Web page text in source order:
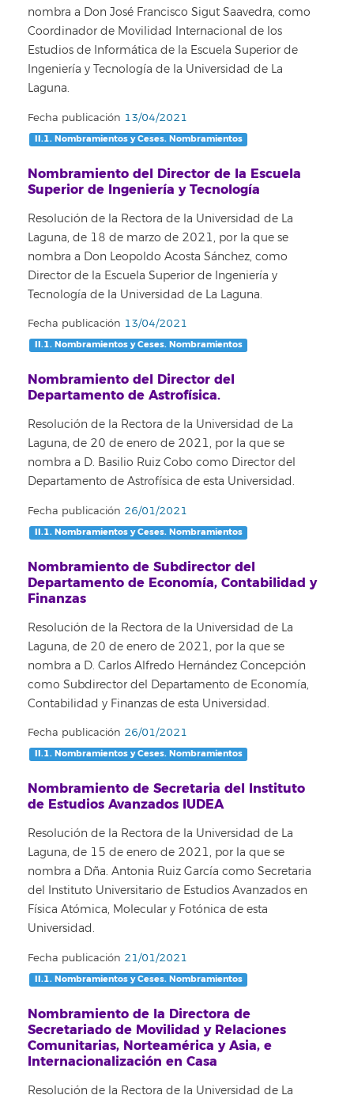
nombra a Don José Francisco Sigut Saavedra, como
Coordinador de Movilidad Internacional de los
Estudios de Informática de la Escuela Superior de
Ingeniería y Tecnología de la Universidad de La
Laguna.
Fecha publicación 13/04/2021
II.1. Nombramientos y Ceses. Nombramientos
Nombramiento del Director de la Escuela
Superior de Ingeniería y Tecnología
Resolución de la Rectora de la Universidad de La
Laguna, de 18 de marzo de 2021, por la que se
nombra a Don Leopoldo Acosta Sánchez, como
Director de la Escuela Superior de Ingeniería y
Tecnología de la Universidad de La Laguna.
Fecha publicación 13/04/2021
II.1. Nombramientos y Ceses. Nombramientos
Nombramiento del Director del
Departamento de Astrofísica.
Resolución de la Rectora de la Universidad de La
Laguna, de 20 de enero de 2021, por la que se
nombra a D. Basilio Ruiz Cobo como Director del
Departamento de Astrofísica de esta Universidad.
Fecha publicación 26/01/2021
II.1. Nombramientos y Ceses. Nombramientos
Nombramiento de Subdirector del
Departamento de Economía, Contabilidad y
Finanzas
Resolución de la Rectora de la Universidad de La
Laguna, de 20 de enero de 2021, por la que se
nombra a D. Carlos Alfredo Hernández Concepción
como Subdirector del Departamento de Economía,
Contabilidad y Finanzas de esta Universidad.
Fecha publicación 26/01/2021
II.1. Nombramientos y Ceses. Nombramientos
Nombramiento de Secretaria del Instituto
de Estudios Avanzados IUDEA
Resolución de la Rectora de la Universidad de La
Laguna, de 15 de enero de 2021, por la que se
nombra a Dña. Antonia Ruiz García como Secretaria
del Instituto Universitario de Estudios Avanzados en
Física Atómica, Molecular y Fotónica de esta
Universidad.
Fecha publicación 21/01/2021
II.1. Nombramientos y Ceses. Nombramientos
Nombramiento de la Directora de
Secretariado de Movilidad y Relaciones
Comunitarias, Norteamérica y Asia, e
Internacionalización en Casa
Resolución de la Rectora de la Universidad de La